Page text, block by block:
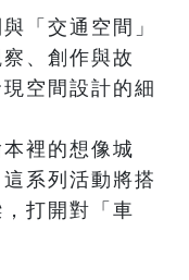
「交通空間」
、創作與故
空間設計的細
裡的想像城
系列活動將搭
打開對「車